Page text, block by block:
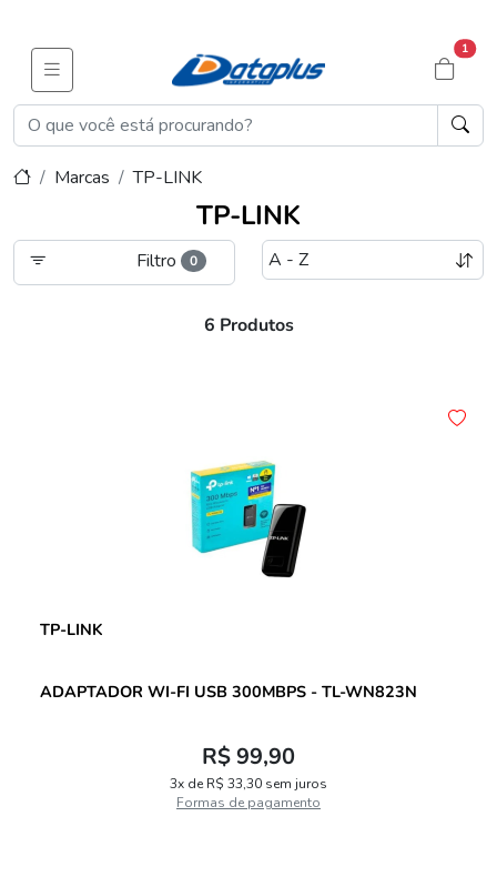
1
Marcas TP-LINK
TP-LINK
Filtro 0
6 Produtos
TP-LINK
ADAPTADOR WI-FI USB 300MBPS - TL-WN823N
R$ 99,90
3x de R$ 33,30 sem juros
Formas de pagamento